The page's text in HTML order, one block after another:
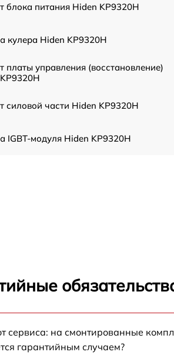
блока питания Hiden KP9320H
кулера Hiden KP9320H
платы управления (восстановление)
силовой части Hiden KP9320H
IGBT-модуля Hiden KP9320H
сервиса: на смонтированные
гарантийным случаем?